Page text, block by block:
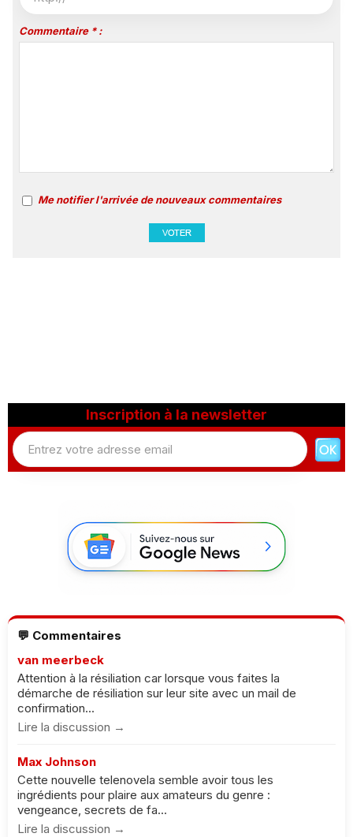
Commentaire * :
Me notifier l'arrivée de nouveaux commentaires
Inscription à la newsletter
💬 Commentaires
van meerbeck
Attention à la résiliation car lorsque vous faites la
démarche de résiliation sur leur site avec un mail de
confirmation...
Lire la discussion →
Max Johnson
Cette nouvelle telenovela semble avoir tous les
ingrédients pour plaire aux amateurs du genre :
vengeance, secrets de fa...
Lire la discussion →